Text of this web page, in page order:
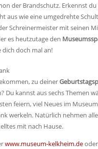
der Brandschutz. Erkennst du
aus wie eine umgedrehte
Schreinermeister mit seinen
es heutzutage den
doch mal an!
zu deiner
Du kannst aus sechs Themen
feiern, viel Neues im
werkeln. Natürlich nehmen
mit nach Hause.
www.museum-kelkheim.de